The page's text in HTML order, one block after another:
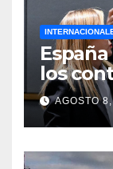
los
Italia
a
AGOSTO